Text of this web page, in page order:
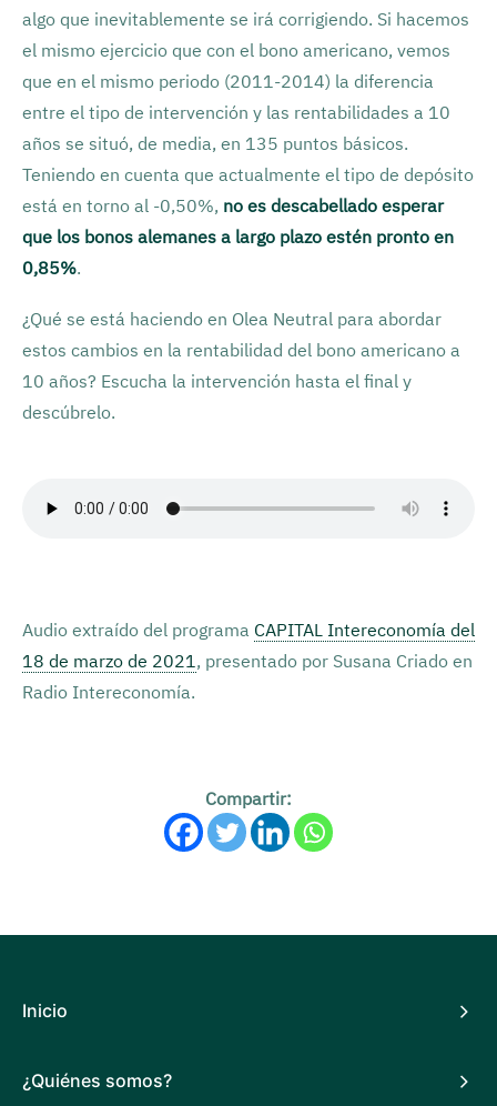
algo que inevitablemente se irá corrigiendo. Si hacemos
el mismo ejercicio que con el bono americano, vemos
que en el mismo periodo (2011-2014) la diferencia
entre el tipo de intervención y las rentabilidades a 10
años se situó, de media, en 135 puntos básicos.
Teniendo en cuenta que actualmente el tipo de depósito
está en torno al -0,50%, no es descabellado esperar
que los bonos alemanes a largo plazo estén pronto en
0,85%.
¿Qué se está haciendo en Olea Neutral para abordar
estos cambios en la rentabilidad del bono americano a
10 años? Escucha la intervención hasta el final y
descúbrelo.
Audio extraído del programa CAPITAL Intereconomía del
18 de marzo de 2021, presentado por Susana Criado en
Radio Intereconomía.
Compartir:
Inicio
¿Quiénes somos?